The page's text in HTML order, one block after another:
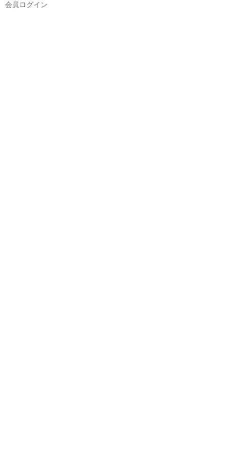
会員ログイン